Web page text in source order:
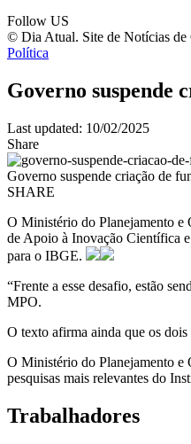
Follow US
© Dia Atual. Site de Notícias de
Política
Governo suspende
Last updated: 10/02/2025
Share
Governo suspende criação de
SHARE
O Ministério do Planejamento e
de Apoio à Inovação Científica
para o IBGE.
“Frente a esse desafio, estão
MPO.
O texto afirma ainda que os
O Ministério do Planejamento e
pesquisas mais relevantes do
Trabalhadores